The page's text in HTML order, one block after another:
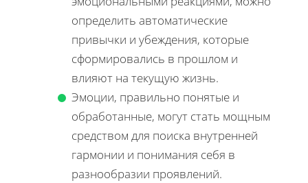
определить автоматические
привычки и убеждения, которые
сформировались в прошлом и
влияют на текущую жизнь.
Эмоции, правильно понятые и
обработанные, могут стать мощным
средством для поиска внутренней
гармонии и понимания себя в
разнообразии проявлений.